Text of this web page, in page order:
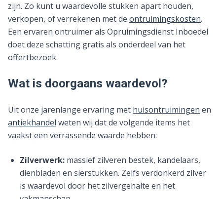
zijn. Zo kunt u waardevolle stukken apart houden,
verkopen, of verrekenen met de ontruimingskosten.
Een ervaren ontruimer als Opruimingsdienst Inboedel
doet deze schatting gratis als onderdeel van het
offertbezoek.
Wat is doorgaans waardevol?
Uit onze jarenlange ervaring met huisontruimingen en
antiekhandel weten wij dat de volgende items het
vaakst een verrassende waarde hebben:
Zilverwerk: massief zilveren bestek, kandelaars,
dienbladen en sierstukken. Zelfs verdonkerd zilver
is waardevol door het zilvergehalte en het